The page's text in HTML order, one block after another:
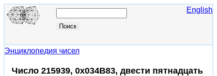
English
Энциклопедия чисел
Число 215939, 0x034B83, двести пятнадцать